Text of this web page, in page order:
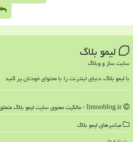
لیمو بلاگ
سایت ساز و وبلاگ
با لیمو بلاگ، دنیای اینترنت را با محتوای خودتان پر کنید
میانبرهای لیمو بلاگ